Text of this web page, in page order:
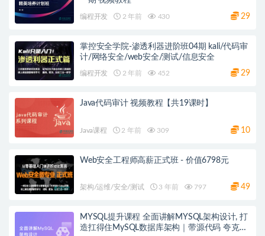
编程开发 2 年前 430 29
掌控安全学院-渗透利器进阶班04期 kali/代码审
计/网络安全/web安全/测试/信息安全
编程开发 2 年前 452 29
Java代码审计 视频教程【共19课时】
Java课程 2 年前 309 10
Web安全工程师高薪正式班 - 价值6798元
架构/运维/安全/测试 3 年前 797 49
MYSQL提升课程 全面讲解MYSQL架构设计, 打
造扛得住MySQL数据库架构｜带源代码 夸克网